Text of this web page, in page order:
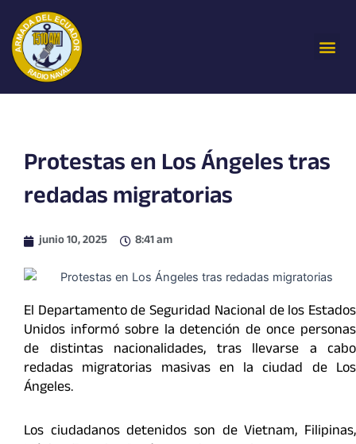
contenido
Protestas en Los Ángeles tras
redadas migratorias
junio 10, 2025 8:41 am
El Departamento de Seguridad Nacional de los Estados
Unidos informó sobre la detención de once personas
de distintas nacionalidades, tras llevarse a cabo
redadas migratorias masivas en la ciudad de Los
Ángeles.
Los ciudadanos detenidos son de Vietnam, Filipinas,